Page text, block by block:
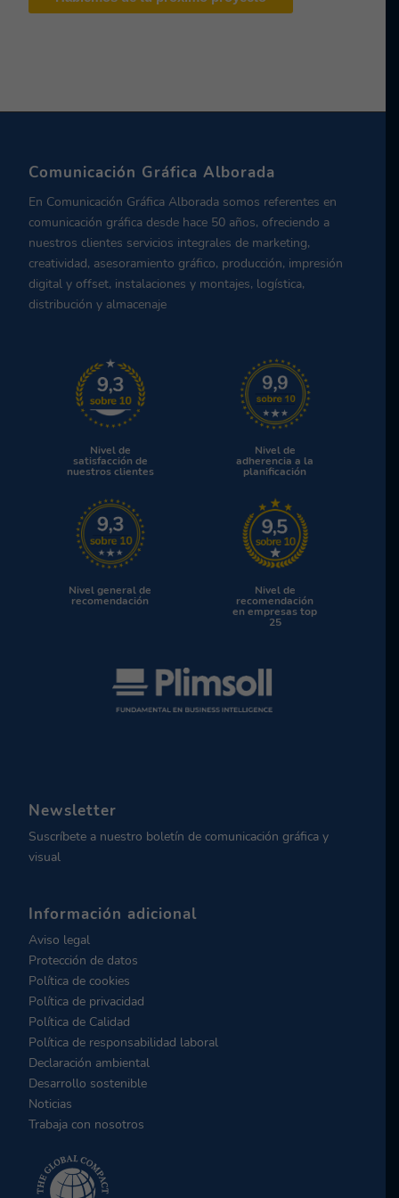
Comunicación Gráfica Alborada
En Comunicación Gráfica Alborada somos referentes en
comunicación gráfica desde hace 50 años, ofreciendo a
nuestros clientes servicios integrales de marketing,
creatividad, asesoramiento gráfico, producción, impresión
digital y offset, instalaciones y montajes, logística,
distribución y almacenaje
Nivel de
satisfacción de
nuestros clientes
Nivel de
adherencia a la
planificación
Nivel general de
recomendación
Nivel de
recomendación
en empresas top
25
Newsletter
Suscríbete a nuestro boletín de comunicación gráfica y
visual
Información adicional
Aviso legal
Protección de datos
Política de cookies
Política de privacidad
Política de Calidad
Política de responsabilidad laboral
Declaración ambiental
Desarrollo sostenible
Noticias
Trabaja con nosotros